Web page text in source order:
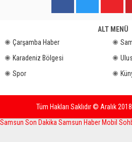
ALT MENÜ
Çarşamba Haber
Karadeniz Bölgesi
Spor
Tüm Hakları Saklıdır © Aralık
Samsun Son Dakika Samsun Haber Mobil